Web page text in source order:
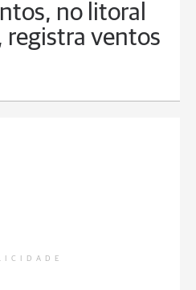
no litoral
registra ventos